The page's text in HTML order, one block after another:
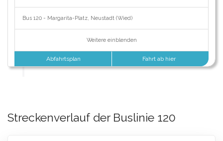
Bus 120 - Margarita-Platz, Neustadt (Wied)
Weitere einblenden
Abfahrtsplan Fahrt ab hier
Streckenverlauf der Buslinie 120